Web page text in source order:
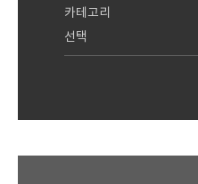
SPACE 소개
카테고리